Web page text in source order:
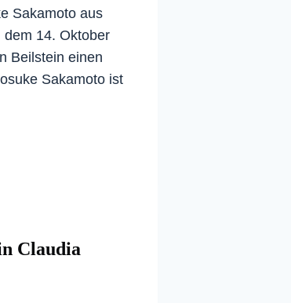
Sakamoto aus
dem 14. Oktober
Beilstein einen
Sakamoto ist
Claudia